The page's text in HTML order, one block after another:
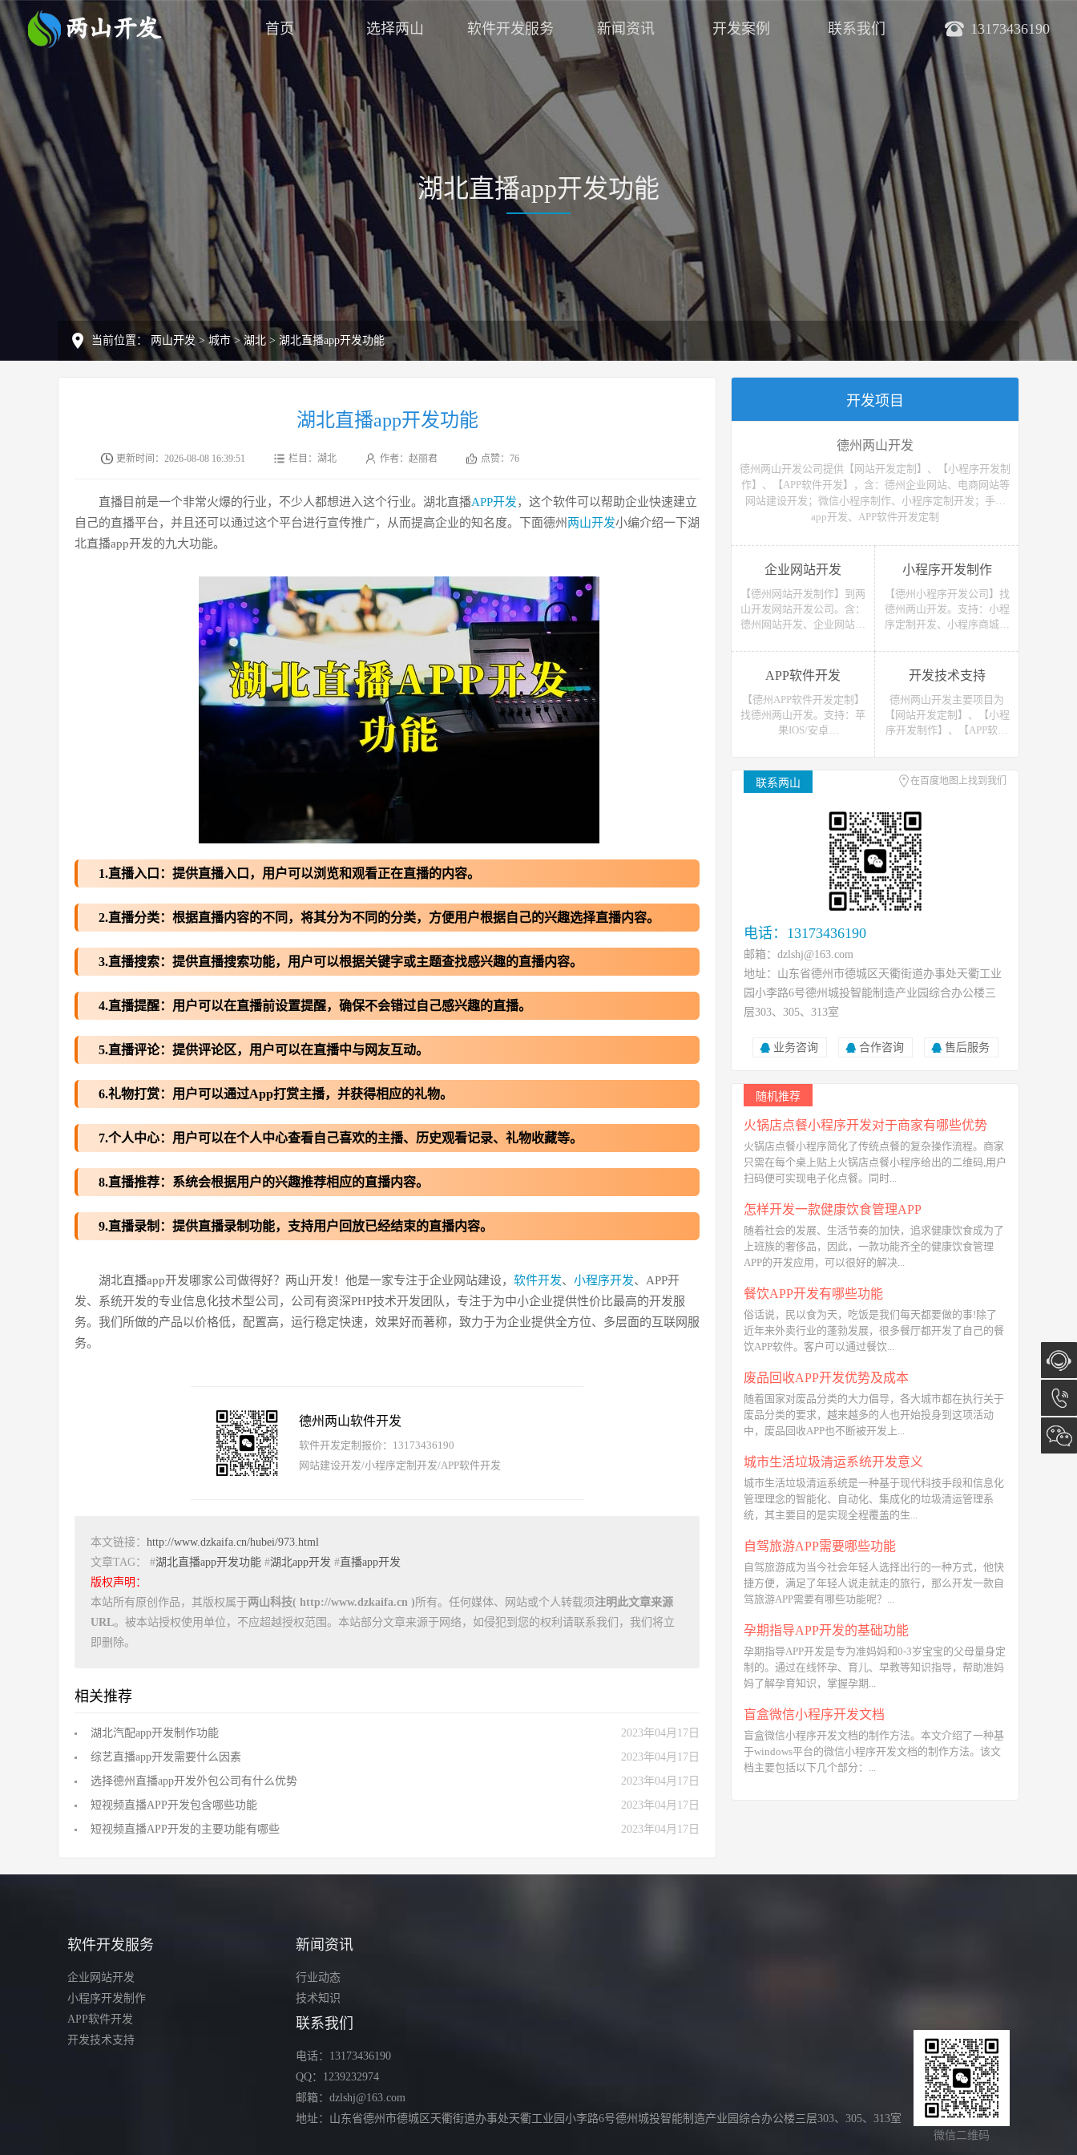
13173436190
首页 选择两山 软件开发服务 新闻资讯 开发案例 联系我们
湖北直播app开发功能
当前位置： 两山开发 >城市>湖北 > 湖北直播app开发功能
湖北直播app开发功能
更新时间： 2026-08-08 16:39:51 栏目：湖北 作者：赵丽君 点赞： 76
直播目前是一个非常火爆的行业，不少人都想进入这个行业。湖北直播APP开发，这个软件可以帮助企业快速建立
自己的直播平台，并且还可以通过这个平台进行宣传推广，从而提高企业的知名度。下面德州 两山开发小编介绍一下湖
北直播app开发的九大功能。
1.直播入口：提供直播入口，用户可以浏览和观看正在直播的内容。
2.直播分类：根据直播内容的不同，将其分为不同的分类，方便用户根据自己的兴趣选择直播内容。
3.直播搜索：提供直播搜索功能，用户可以根据关键字或主题查找感兴趣的直播内容。
4.直播提醒：用户可以在直播前设置提醒，确保不会错过自己感兴趣的直播。
5.直播评论：提供评论区，用户可以在直播中与网友互动。
6.礼物打赏：用户可以通过App打赏主播，并获得相应的礼物。
7.个人中心：用户可以在个人中心查看自己喜欢的主播、历史观看记录、礼物收藏等。
8.直播推荐：系统会根据用户的兴趣推荐相应的直播内容。
9.直播录制：提供直播录制功能，支持用户回放已经结束的直播内容。
湖北直播app开发哪家公司做得好？两山开发！他是一家专注于企业网站建设， 软件开发、 小程序开发、APP开
发、系统开发的专业信息化技术型公司，公司有资深PHP技术开发团队，专注于为中小企业提供性价比最高的开发服
务。我们所做的产品以价格低，配置高，运行稳定快速，效果好而著称，致力于为企业提供全方位、多层面的互联网服
务。
德州两山软件开发
软件开发定制报价：13173436190
网站建设开发/小程序定制开发/APP软件开发
本文链接： http://www.dzkaifa.cn/hubei/973.html
文章TAG： #湖北直播app开发功能 #湖北app开发 #直播app开发
版权声明：
本站所有原创作品，其版权属于两山科技( http://www.dzkaifa.cn )所有。任何媒体、网站或个人转载须注明此文章来源
URL。被本站授权使用单位，不应超越授权范围。本站部分文章来源于网络，如侵犯到您的权利请联系我们，我们将立
即删除。
相关推荐
湖北汽配app开发制作功能
2023年04月17日
综艺直播app开发需要什么因素
2023年04月17日
选择德州直播app开发外包公司有什么优势
2023年04月17日
短视频直播APP开发包含哪些功能
2023年04月17日
短视频直播APP开发的主要功能有哪些
2023年04月17日
开发项目
德州两山开发
德州两山开发公司提供【网站开发定制】、【小程序开发制
作】、【APP软件开发】，含：德州企业网站、电商网站等
网站建设开发；微信小程序制作、小程序定制开发；手机
app开发、APP软件开发定制
企业网站开发
【德州网站开发制作】到两
山开发网站开发公司。含：
德州网站开发、企业网站开
务网站开发、网上商城网站
开发、网站建设开发等，网
站开发报价请联系我们
小程序开发制作
【德州小程序开发公司】找
德州两山开发。支持：小程
序定制开发、小程序商城开
音）小程序开发制作。获取
小程序开发教程、小程序开
发报价请联系我们
APP软件开发
【德州APP软件开发定制】
找德州两山开发。支持：苹
果IOS/安卓
APP、API开发、H5单页等
移动终端软件开发产品定
开发技术支持
德州两山开发主要项目为
【网站开发定制】、【小程
序开发制作】、【APP软件
发技术支援，可接如上相关
类数据、开发、运维、托管
联系两山 在百度地图上找到我们
电话：13173436190
邮箱：dzlshj@163.com
地址：山东省德州市德城区天衢街道办事处天衢工业
园小李路6号德州城投智能制造产业园综合办公楼三
层303、305、313室
业务咨询 合作咨询 售后服务
随机推荐
火锅店点餐小程序开发对于商家有哪些优势
火锅店点餐小程序简化了传统点餐的复杂操作流程。商家
只需在每个桌上贴上火锅店点餐小程序给出的二维码,用户
扫码便可实现电子化点餐。同时...
怎样开发一款健康饮食管理APP
随着社会的发展、生活节奏的加快，追求健康饮食成为了
上班族的奢侈品，因此，一款功能齐全的健康饮食管理
APP的开发应用，可以很好的解决...
餐饮APP开发有哪些功能
俗话说，民以食为天，吃饭是我们每天都要做的事!除了
近年来外卖行业的蓬勃发展，很多餐厅都开发了自己的餐
饮APP软件。客户可以通过餐饮...
废品回收APP开发优势及成本
随着国家对废品分类的大力倡导，各大城市都在执行关于
废品分类的要求，越来越多的人也开始投身到这项活动
中，废品回收APP也不断被开发上...
城市生活垃圾清运系统开发意义
城市生活垃圾清运系统是一种基于现代科技手段和信息化
管理理念的智能化、自动化、集成化的垃圾清运管理系
统，其主要目的是实现全程覆盖的生...
自驾旅游APP需要哪些功能
自驾旅游成为当今社会年轻人选择出行的一种方式，他快
捷方便，满足了年轻人说走就走的旅行，那么开发一款自
驾旅游APP需要有哪些功能呢？...
孕期指导APP开发的基础功能
孕期指导APP开发是专为准妈妈和0-3岁宝宝的父母量身定
制的。通过在线怀孕、育儿、早教等知识指导，帮助准妈
妈了解孕育知识，掌握孕期...
盲盒微信小程序开发文档
盲盒微信小程序开发文档的制作方法。本文介绍了一种基
于windows平台的微信小程序开发文档的制作方法。该文
档主要包括以下几个部分：...
软件开发服务
企业网站开发
小程序开发制作
APP软件开发
开发技术支持
新闻资讯
行业动态
技术知识
联系我们
电话：13173436190
QQ：1239232974
邮箱：dzlshj@163.com
地址：山东省德州市德城区天衢街道办事处天衢工业园小李路6号德州城投智能制造产业园综合办公楼三层303、305、313室
微信二维码
在线咨
询